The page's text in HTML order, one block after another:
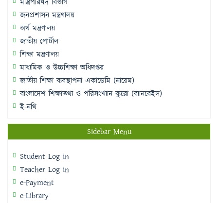
জনপ্রশাসন মন্ত্রণালয়
অর্থ মন্ত্রণালয়
জাতীয় পোর্টাল
শিক্ষা মন্ত্রণালয়
মাধ্যমিক ও উচ্চশিক্ষা অধিদপ্তর
জাতীয় শিক্ষা ব্যবস্থাপনা একাডেমি (নায়েম)
বাংলাদেশ শিক্ষাতথ্য ও পরিসংখ্যান ব্যুরো (ব্যানবেইস)
ই-নথি
Sidebar Menu
Student Log in
Teacher Log in
e-Payment
e-Library